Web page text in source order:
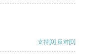
支持[0] 反对[0]